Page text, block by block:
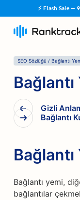
⚡ Flash Sale
SEO Sözlüğü / Bağlantı
Bağlantı
Gizli
Bağlantı
Bağlantı yemi,
bağlantılar